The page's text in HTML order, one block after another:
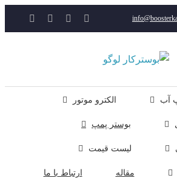
YouTube
Instagram
Rss ایمیل
الکترو موتور
بوستر پمپ
لیست قیمت
ارتباط با ما